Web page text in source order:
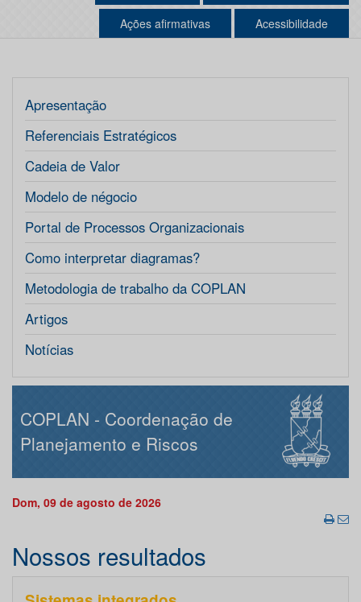
Ações afirmativas Acessibilidade
Apresentação
Referenciais Estratégicos
Cadeia de Valor
Modelo de négocio
Portal de Processos Organizacionais
Como interpretar diagramas?
Metodologia de trabalho da COPLAN
Artigos
Notícias
COPLAN - Coordenação de
Planejamento e Riscos
Dom, 09 de agosto de 2026
Nossos resultados